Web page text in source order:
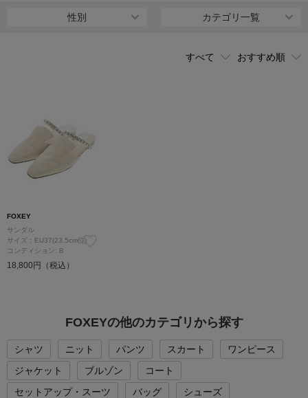
性別 カテゴリ一覧
FOXEY
サンダル
サイズ：EU37(23.5cm位)
コンディション: B
18,800円（税込）
FOXEYの他のカテゴリから探す
シャツ ニット パンツ スカート
ワンピース
ジャケット
ブルゾン
コート
セットアップ・スーツ
バッグ
シューズ